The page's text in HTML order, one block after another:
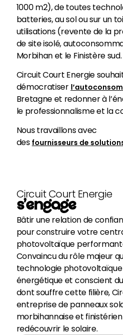
1000 m2), de toutes
batteries, au sol ou sur un
utilisations (revente de la
de site isolé,
Morbihan et le Finistère sud.
Circuit Court Energie
démocratiser
Bretagne et redonner à
le professionnalisme et la
Nous travaillons avec
des fournisseurs de
Circuit Court Energie
s’engage
Bâtir une relation de
pour construire votre
photovoltaïque
Convaincu du rôle majeur
technologie
énergétique et conscient
dont souffre cette filière,
entreprise de panneaux
morbihannaise et
redécouvrir le solaire.